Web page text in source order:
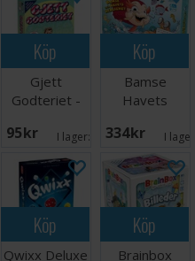
5
Köp
Gjett
Godteriet -
95 SEK I lager:
Köp
Bamse
Havets
Brädspel
334 SEK I
Köp
Qwixx Deluxe
Köp
Brainbox